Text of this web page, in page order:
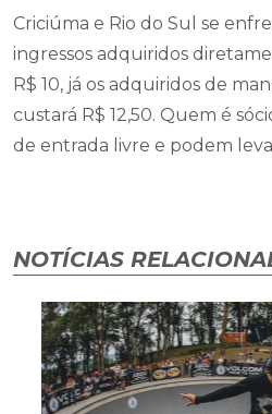
Criciúma e Rio do Sul se
ingressos adquiridos
R$ 10, já os adquiridos de
custará R$ 12,50. Quem é
de entrada livre e podem
NOTÍCIAS